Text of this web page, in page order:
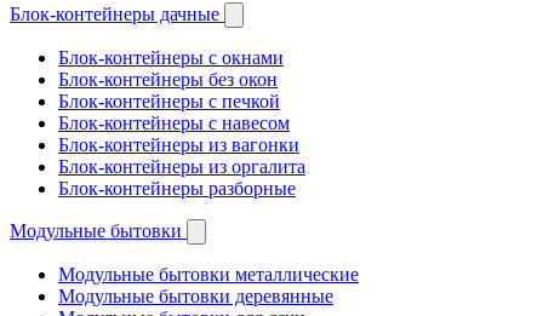
Блок-контейнеры дачные
Блок-контейнеры с окнами
Блок-контейнеры без окон
Блок-контейнеры с печкой
Блок-контейнеры с навесом
Блок-контейнеры из вагонки
Блок-контейнеры из оргалита
Блок-контейнеры разборные
Модульные бытовки
Модульные бытовки металлические
Модульные бытовки деревянные